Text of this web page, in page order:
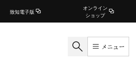
致知電子版
オンライン
ショップ
メニュー